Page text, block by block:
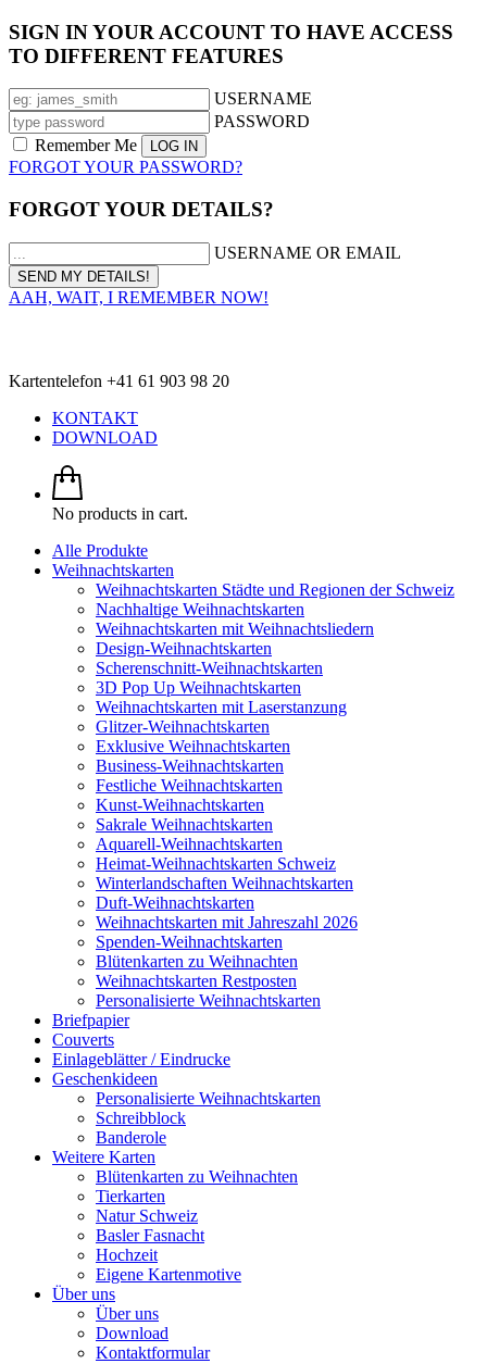
SIGN IN YOUR ACCOUNT TO HAVE ACCESS
TO DIFFERENT FEATURES
USERNAME
PASSWORD
Remember Me
FORGOT YOUR PASSWORD?
FORGOT YOUR DETAILS?
USERNAME OR EMAIL
AAH, WAIT, I REMEMBER NOW!
Kartentelefon +41 61 903 98 20
KONTAKT
DOWNLOAD
No products in cart.
Alle Produkte
Weihnachtskarten
Weihnachtskarten Städte und Regionen der Schweiz
Nachhaltige Weihnachtskarten
Weihnachtskarten mit Weihnachtsliedern
Design-Weihnachtskarten
Scherenschnitt-Weihnachtskarten
3D Pop Up Weihnachtskarten
Weihnachtskarten mit Laserstanzung
Glitzer-Weihnachtskarten
Exklusive Weihnachtskarten
Business-Weihnachtskarten
Festliche Weihnachtskarten
Kunst-Weihnachtskarten
Sakrale Weihnachtskarten
Aquarell-Weihnachtskarten
Heimat-Weihnachtskarten Schweiz
Winterlandschaften Weihnachtskarten
Duft-Weihnachtskarten
Weihnachtskarten mit Jahreszahl 2026
Spenden-Weihnachtskarten
Blütenkarten zu Weihnachten
Weihnachtskarten Restposten
Personalisierte Weihnachtskarten
Briefpapier
Couverts
Einlageblätter / Eindrucke
Geschenkideen
Personalisierte Weihnachtskarten
Schreibblock
Banderole
Weitere Karten
Blütenkarten zu Weihnachten
Tierkarten
Natur Schweiz
Basler Fasnacht
Hochzeit
Eigene Kartenmotive
Über uns
Über uns
Download
Kontaktformular